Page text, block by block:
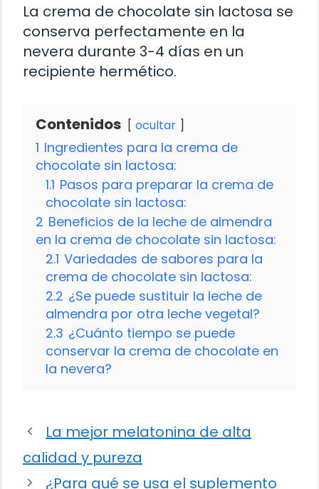
La crema de chocolate sin lactosa se
conserva perfectamente en la
nevera durante 3-4 días en un
recipiente hermético.
Contenidos ocultar
1 Ingredientes para la crema de
chocolate sin lactosa:
1.1 Pasos para preparar la crema de
chocolate sin lactosa:
2 Beneficios de la leche de almendra
en la crema de chocolate sin lactosa:
2.1 Variedades de sabores para la
crema de chocolate sin lactosa:
2.2 ¿Se puede sustituir la leche de
almendra por otra leche vegetal?
2.3 ¿Cuánto tiempo se puede
conservar la crema de chocolate en
la nevera?
La mejor melatonina de alta
calidad y pureza
¿Para qué se usa el suplemento